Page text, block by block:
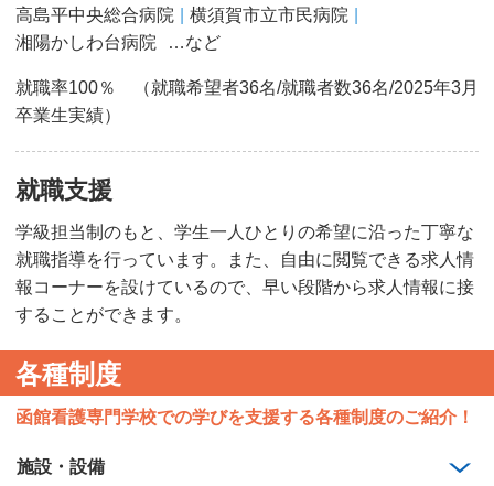
高島平中央総合病院
横須賀市立市民病院
湘陽かしわ台病院
…など
就職率100％ （就職希望者36名/就職者数36名/2025年3月
卒業生実績）
就職支援
学級担当制のもと、学生一人ひとりの希望に沿った丁寧な
就職指導を行っています。また、自由に閲覧できる求人情
報コーナーを設けているので、早い段階から求人情報に接
することができます。
各種制度
函館看護専門学校での学びを支援する各種制度のご紹介！
施設・設備